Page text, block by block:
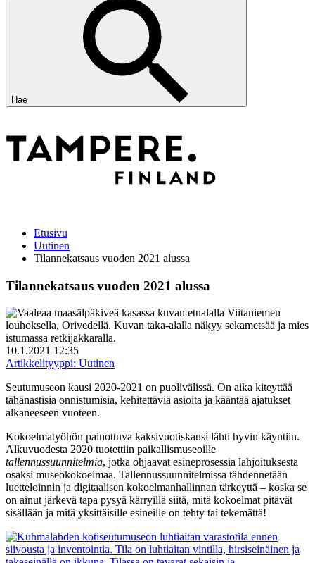
Hae
Etusivu
Uutinen
Tilannekatsaus vuoden 2021 alussa
Tilannekatsaus vuoden 2021 alussa
10.1.2021 12:35
Artikkelityyppi: Uutinen
Seutumuseon kausi 2020-2021 on puolivälissä. On aika kiteyttää
tähänastisia onnistumisia, kehitettäviä asioita ja kääntää ajatukset
alkaneeseen vuoteen.
Kokoelmatyöhön painottuva kaksivuotiskausi lähti hyvin käyntiin.
Alkuvuodesta 2020 tuotettiin paikallismuseoille
tallennussuunnitelmia, jotka ohjaavat esineprosessia lahjoituksesta
osaksi museokokoelmaa. Tallennussuunnitelmissa tähdennetään
luetteloinnin ja digitaalisen kokoelmanhallinnan tärkeyttä – koska se
on ainut järkevä tapa pysyä kärryillä siitä, mitä kokoelmat pitävät
sisällään ja mitä yksittäisille esineille on tehty tai tekemättä!